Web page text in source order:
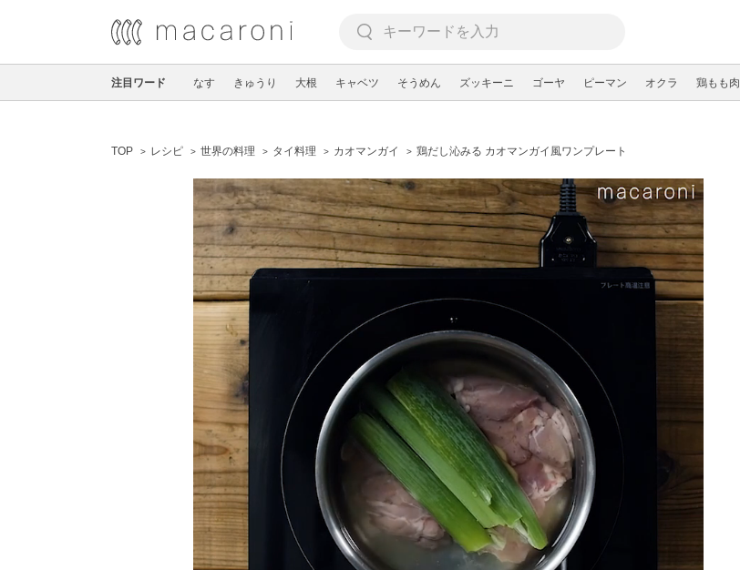
注目ワード なす きゅうり 大根 キャベツ そうめん ズッキーニ ゴーヤ ピーマン オクラ 鶏もも肉
TOP レシピ 世界の料理 タイ料理 カオマンガイ 鶏だし沁みる カオマンガイ風ワンプレート